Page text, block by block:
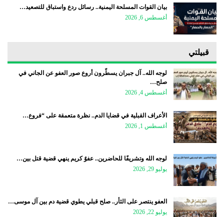
بيان القوات المسلحة اليمنية.. رسائل ردع واستباق للتصعيد…
أغسطس 6, 2026
قبيلتي
لوجه الله.. آل جبران يسطّرون أروع صور العفو عن الجاني في
صلح…
أغسطس 4, 2026
الأعراف القبلية في قضايا الدم.. نظرة متعمقة على “فروع…
أغسطس 1, 2026
لوجه الله وتشريفًا للحاضرين.. عفوٌ كريم ينهي قضية قتل بين…
يوليو 29, 2026
العفو ينتصر على الثأر.. صلح قبلي يطوي قضية دم بين آل موسى…
يوليو 22, 2026